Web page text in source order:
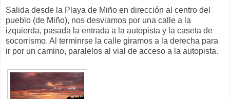
Salida desde la Playa de Miño en dirección al centro del
pueblo (de Miño), nos desviamos por una calle a la
izquierda, pasada la entrada a la autopista y la caseta de
socorrismo. Al terminrse la calle giramos a la derecha para
ir por un camino, paralelos al vial de acceso a la autopista.